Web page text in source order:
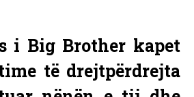
i Big Brother kapet
të drejtpërdrejta